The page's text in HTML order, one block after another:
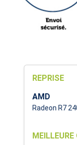
REPRISE
AMD
Radeon R7
MEILLEURE